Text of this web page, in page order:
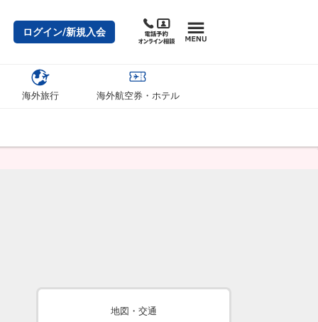
ログイン/新規入会
海外旅行 海外航空券・ホテル
地図・交通